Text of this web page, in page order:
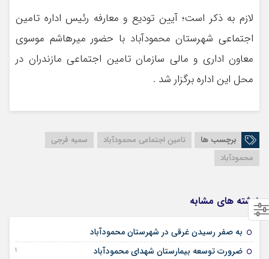
لازم به ذکر است؛ آیین تودیع و معارفه رئیس اداره تامین
اجتماعی شهرستان محمودآباد با حضور میرهاشم موسوی
معاون اداری و مالی سازمان تامین اجتماعی مازندران در
محل این اداره برگزار شد .
برچسب ها تامین اجتماعی محمودآباد
سمیه فرجی
محمودآباد
نوشته های مشابه
به صفر رسیدن غرقی در شهرستان محمودآباد
ضرورت توسعه بیمارستان شهدای محمودآباد 19 جولای 2025